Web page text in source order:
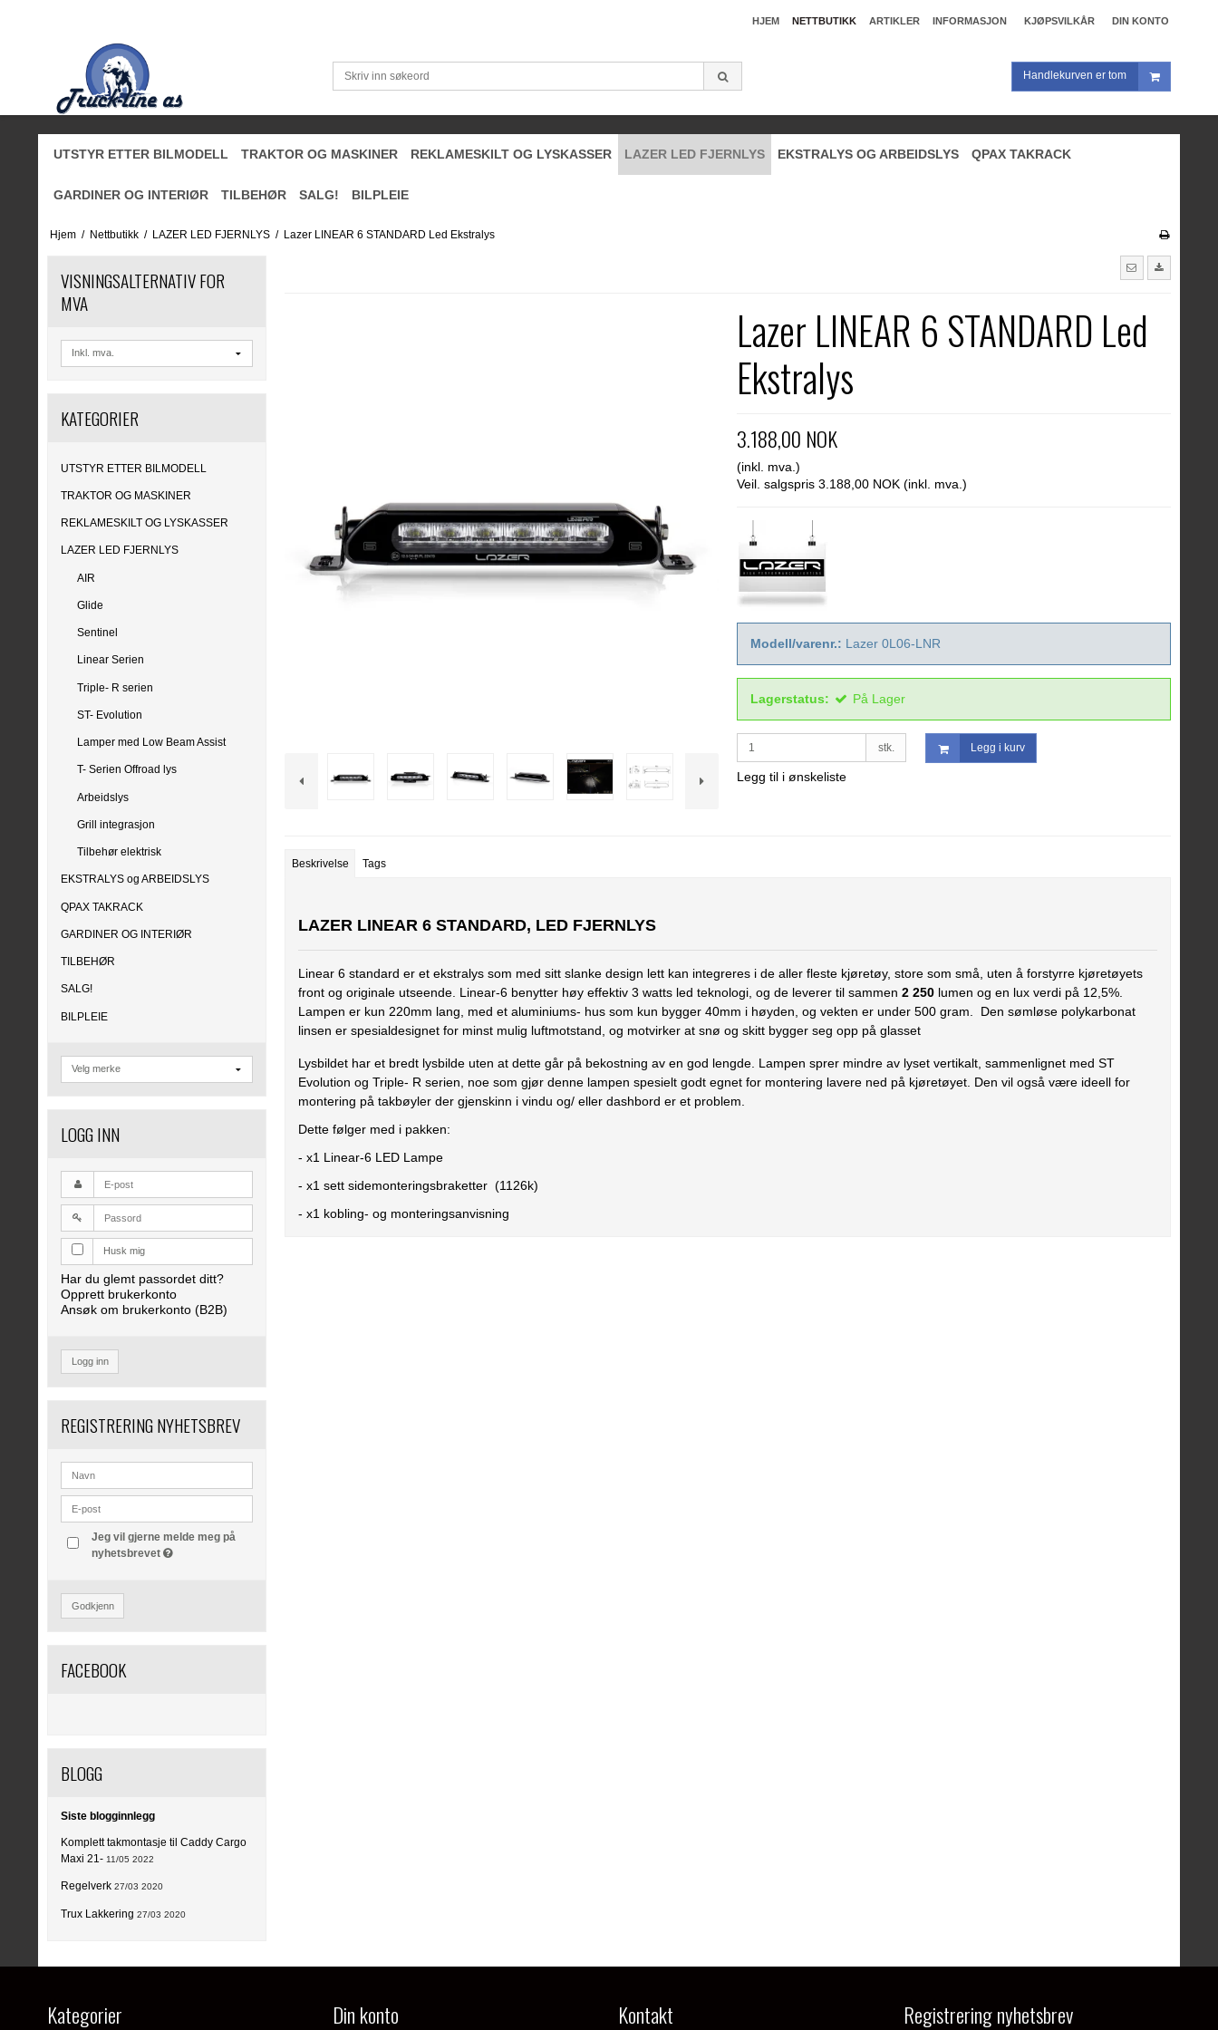
HJEM NETTBUTIKK ARTIKLER INFORMASJON KJØPSVILKÅR DIN KONTO
Handlekurven er tom
UTSTYR ETTER BILMODELL TRAKTOR OG MASKINER REKLAMESKILT OG LYSKASSER LAZER LED FJERNLYS EKSTRALYS OG ARBEIDSLYS QPAX TAKRACK
GARDINER OG INTERIØR TILBEHØR SALG! BILPLEIE
Hjem / Nettbutikk / LAZER LED FJERNLYS / Lazer LINEAR 6 STANDARD Led Ekstralys
VISNINGSALTERNATIV FOR
MVA
KATEGORIER
UTSTYR ETTER BILMODELL
TRAKTOR OG MASKINER
REKLAMESKILT OG LYSKASSER
LAZER LED FJERNLYS
AIR
Glide
Sentinel
Linear Serien
Triple- R serien
ST- Evolution
Lamper med Low Beam Assist
T- Serien Offroad lys
Arbeidslys
Grill integrasjon
Tilbehør elektrisk
EKSTRALYS og ARBEIDSLYS
QPAX TAKRACK
GARDINER OG INTERIØR
TILBEHØR
SALG!
BILPLEIE
LOGG INN
Husk mig
Har du glemt passordet ditt?
Opprett brukerkonto
Ansøk om brukerkonto (B2B)
Logg inn
REGISTRERING NYHETSBREV
Jeg vil gjerne melde meg på
nyhetsbrevet
Godkjenn
FACEBOOK
BLOGG
Siste blogginnlegg
Komplett takmontasje til Caddy Cargo
Maxi 21- 11/05 2022
Regelverk 27/03 2020
Trux Lakkering 27/03 2020
Lazer LINEAR 6 STANDARD Led
Ekstralys
3.188,00 NOK
(inkl. mva.)
Veil. salgspris 3.188,00 NOK (inkl. mva.)
Modell/varenr.: Lazer 0L06-LNR
Lagerstatus: På Lager
stk. Legg i kurv
Legg til i ønskeliste
Beskrivelse Tags
LAZER LINEAR 6 STANDARD, LED FJERNLYS
Linear 6 standard er et ekstralys som med sitt slanke design lett kan integreres i de aller fleste kjøretøy, store som små, uten å forstyrre kjøretøyets
front og originale utseende. Linear-6 benytter høy effektiv 3 watts led teknologi, og de leverer til sammen2 250 lumen og en lux verdi på 12,5%.
Lampen er kun 220mm lang, med et aluminiums- hus som kun bygger 40mm i høyden, og vekten er under 500 gram. Den sømløse polykarbonat
linsen er spesialdesignet for minst mulig luftmotstand, og motvirker at snø og skitt bygger seg opp på glasset
Lysbildet har et bredt lysbilde uten at dette går på bekostning av en god lengde. Lampen sprer mindre av lyset vertikalt, sammenlignet med ST
Evolution og Triple- R serien, noe som gjør denne lampen spesielt godt egnet for montering lavere ned på kjøretøyet. Den vil også være ideell for
montering på takbøyler der gjenskinn i vindu og/ eller dashbord er et problem.
Dette følger med i pakken:
- x1 Linear-6 LED Lampe
- x1 sett sidemonteringsbraketter (1126k)
- x1 kobling- og monteringsanvisning
Kategorier Din konto Kontakt Registrering nyhetsbrev